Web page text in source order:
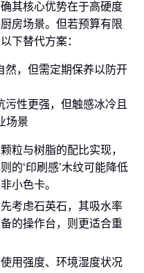
其核心优势在于高硬度
房场景。但若预算有限
下替代方案：
然，但需定期保养以防开
污性更强，但触感冰冷且
场景
粒与树脂的配比实现，
的‘印刷感’木纹可能降低
小色卡。
考虑石英石，其吸水率
的操作台，则更适合重
用强度、环境湿度状况